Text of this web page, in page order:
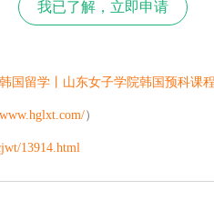
我已了解，立即申请
韩国留学丨山东女子学院韩国预科课
）
13914.html